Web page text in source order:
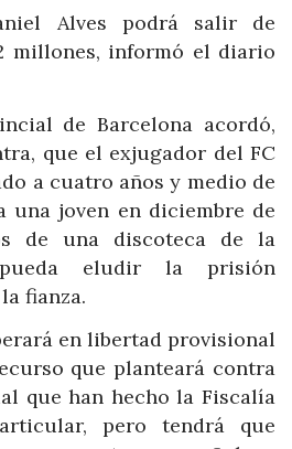
Alves podrá salir de
millones, informó el diario
de Barcelona acordó,
que el exjugador del FC
a cuatro años y medio de
joven en diciembre de
de una discoteca de la
eludir la prisión
fianza.
en libertad provisional
que planteará contra
que han hecho la Fiscalía
pero tendrá que